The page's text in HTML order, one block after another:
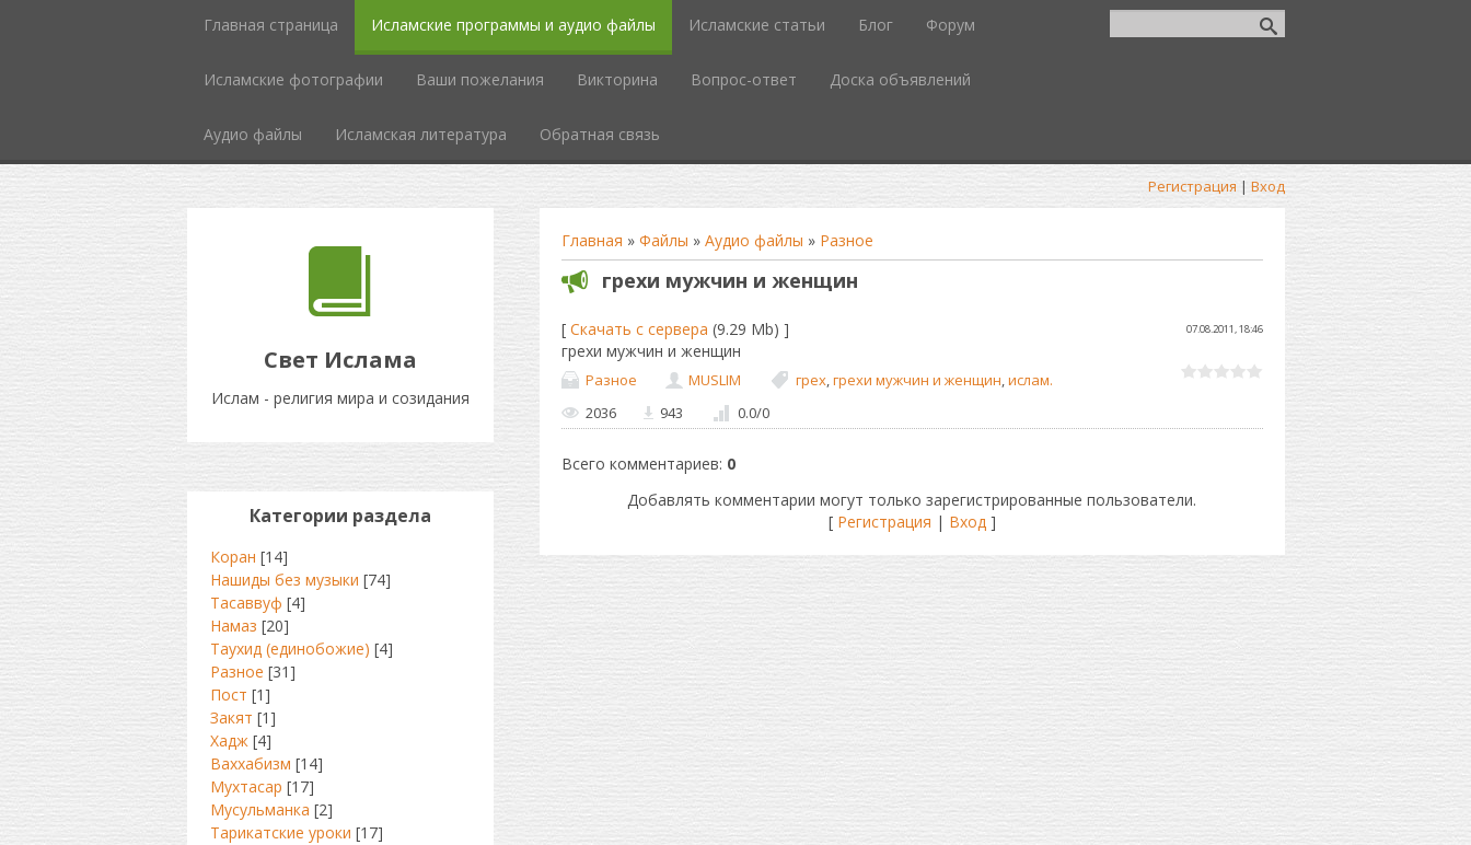
Главная страница Исламские программы и аудио файлы Исламские статьи Блог Форум
Исламcкие фотографии Ваши пожелания Викторина Вопрос-ответ Доска объявлений
Аудио файлы Исламская литература Обратная связь
Регистрация | Вход
Свет Ислама
Ислам - религия мира и созидания
Главная » Файлы » Аудио файлы » Разное
грехи мужчин и женщин
[ Скачать с сервера (9.29 Mb) ] 07.08.2011, 18:46
грехи мужчин и женщин
Разное MUSLIM грех, грехи мужчин и женщин ислам.
2036
943 0.0/0
Всего комментариев: 0
Добавлять комментарии могут только зарегистрированные пользователи.
[ Регистрация | Вход]
Категории раздела
Коран [14]
Нашиды без музыки [74]
Тасаввуф [4]
Намаз [20]
Таухид (единобожие) [4]
Разное [31]
Пост [1]
Закят [1]
Хадж [4]
Ваххабизм [14]
Мухтасар [17]
Мусульманка [2]
Тарикатские уроки [17]